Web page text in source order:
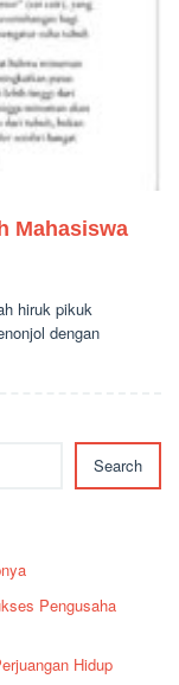
Mahasiswa
hiruk pikuk
dengan
Search
Pengusaha
Hidup